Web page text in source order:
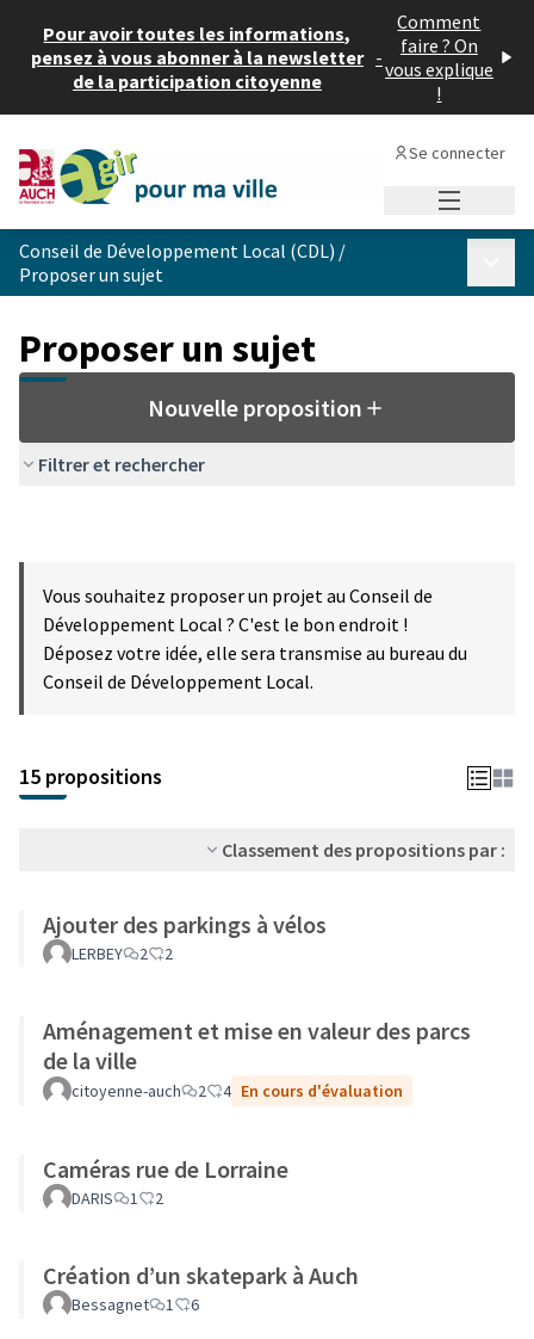
Pour avoir toutes les informations,
pensez à vous abonner à la newsletter
de la participation citoyenne
-
Comment
faire ? On
vous explique
!
Se connecter
Conseil de Développement Local (CDL) /
Proposer un sujet
Proposer un sujet
Nouvelle proposition
Filtrer et rechercher
Vous souhaitez proposer un projet au Conseil de
Développement Local ? C'est le bon endroit !
Déposez votre idée, elle sera transmise au bureau du
Conseil de Développement Local.
15 propositions
Classement des propositions par :
Ajouter des parkings à vélos
LERBEY 2 2
Aménagement et mise en valeur des parcs
de la ville
citoyenne-auch 2 4 En cours d'évaluation
Caméras rue de Lorraine
DARIS 1 2
Création d’un skatepark à Auch
Bessagnet 1 6